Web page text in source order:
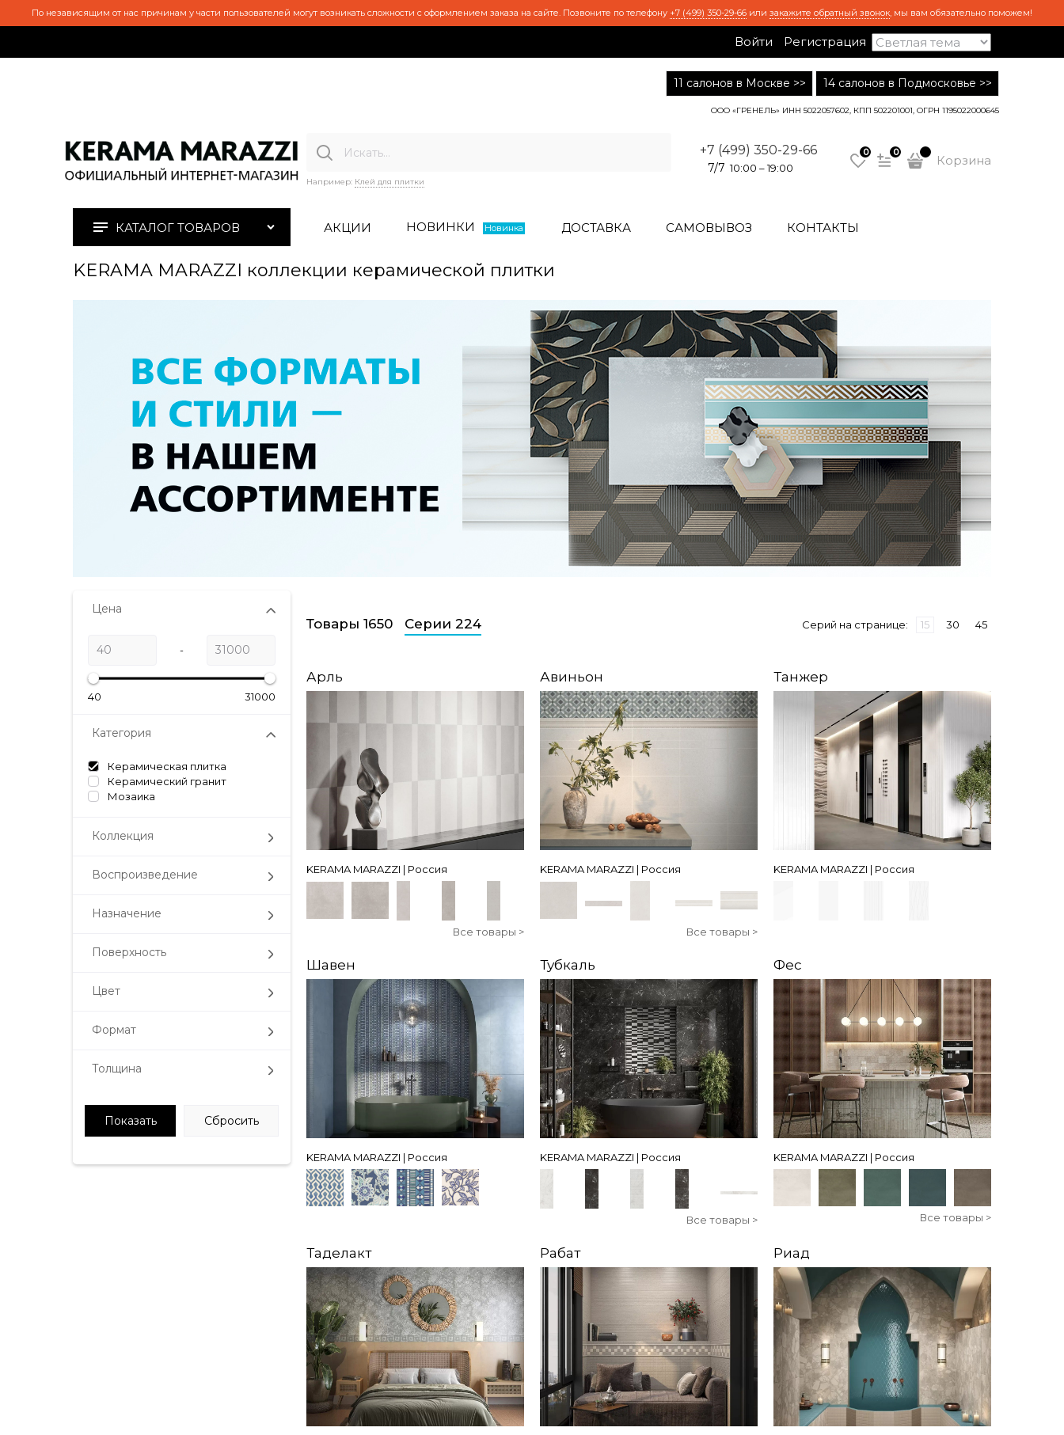
По независящим от нас причинам у части пользователей могут возникать сложности с оформлением заказа на сайте. Позвоните по телефону +7 (499) 350-29-66 или закажите обратный звонок, мы вам обязательно поможем!
Войти Регистрация
11 салонов в Москве >> 14 салонов в Подмосковье >>
ООО «ГРЕНЕЛЬ» ИНН 5022057602, КПП 502201001, ОГРН 1195022000645
Например: Клей для плитки
+7 (499) 350-29-66
7/7 10:00 – 19:00
0 0
Корзина
КАТАЛОГ ТОВАРОВ АКЦИИ НОВИНКИ Новинка ДОСТАВКА САМОВЫВОЗ КОНТАКТЫ
KERAMA MARAZZI коллекции керамической плитки
Цена
-
40 31000
Категория
Керамическая плитка
Керамический гранит
Мозаика
Коллекция
Воспроизведение
Назначение
Поверхность
Цвет
Формат
Толщина
Товары 1650 Серии 224 Серий на странице: 15 30 45
Арль
KERAMA MARAZZI | Россия
Все товары >
Авиньон
KERAMA MARAZZI | Россия
Все товары >
Танжер
KERAMA MARAZZI | Россия
Шавен
KERAMA MARAZZI | Россия
Тубкаль
KERAMA MARAZZI | Россия
Все товары >
Фес
KERAMA MARAZZI | Россия
Все товары >
Таделакт Рабат Риад